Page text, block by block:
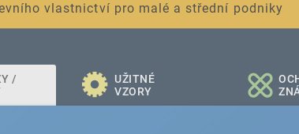
k uhrazení poplatku za registraci průmyslových
vlastnictví pro malé a střední podniky
/
UŽITNÉ
VZORY